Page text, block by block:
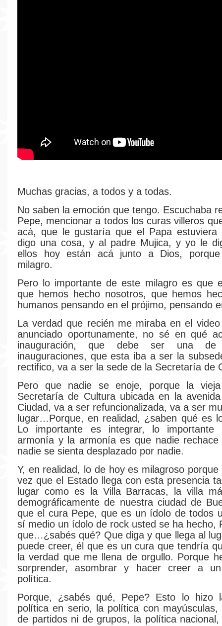
Muchas gracias, a todos y a todas.
No saben la emoción que tengo. Escuchaba
Pepe, mencionar a todos los curas villeros
acá, que le gustaría que el Papa
digo una cosa, y al padre Mujica, y yo le
ellos hoy están acá junto a Dios,
milagro.
Pero lo importante de este milagro es que
que hemos hecho nosotros, que hemos
humanos pensando en el prójimo, pensando
La verdad que recién me miraba en el
anunciado oportunamente, no sé en qué
inauguración, que debe ser una
inauguraciones, que esta iba a ser la
rectifico, va a ser la sede de la Secretaría de
Pero que nadie se enoje, porque la
Secretaría de Cultura ubicada en la
Ciudad, va a ser refuncionalizada, va a ser
lugar…Porque, en realidad, ¿saben qué es
Lo importante es integrar, lo
armonía y la armonía es que nadie
nadie se sienta desplazado por nadie.
Y, en realidad, lo de hoy es milagroso
vez que el Estado llega con esta presencia
lugar como es la Villa Barracas, la villa
demográficamente de nuestra ciudad de
que el cura Pepe, que es un ídolo de todos
sí medio un ídolo de rock usted se ha hecho,
que…¿sabés qué? Que diga y que llega al
puede creer, él que es un cura que tendría
la verdad que me llena de orgullo. Porque
sorprender, asombrar y hacer creer a
política.
Porque, ¿sabés qué, Pepe? Esto lo hizo
política en serio, la política con
de partidos ni de grupos, la política